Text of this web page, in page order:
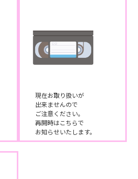
現在お取り扱いが
出来ませんので
ご注意ください。
再開時はこちらで
お知らせいたします。